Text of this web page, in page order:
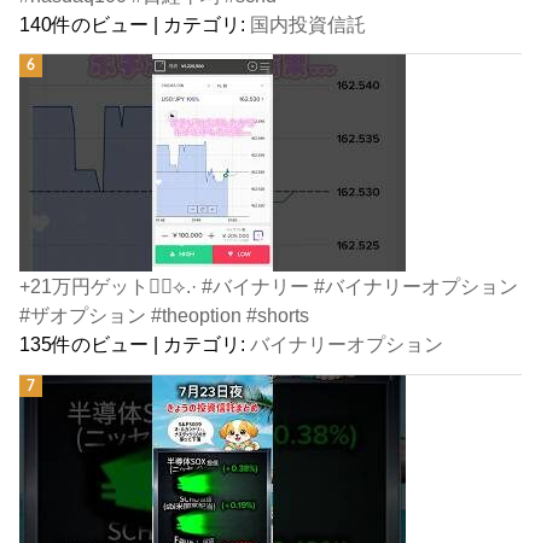
140件のビュー | カテゴリ: 国内投資信託
+21万円ゲット👍🏻⟡.· #バイナリー #バイナリーオプション
#ザオプション #theoption #shorts
135件のビュー
カテゴリ:バイナリーオプション